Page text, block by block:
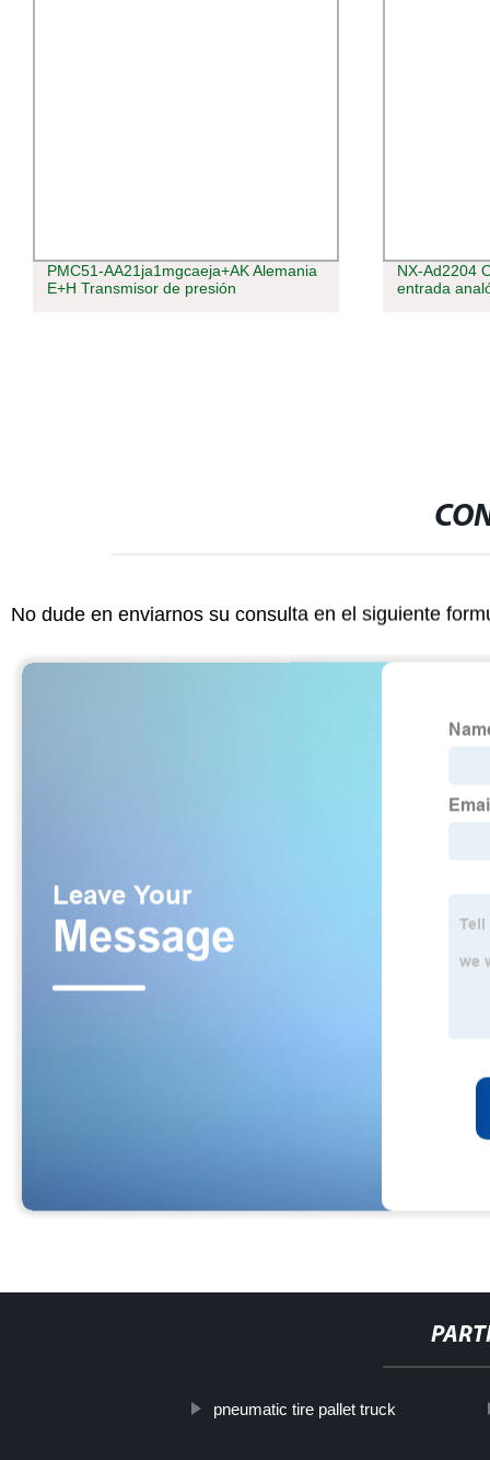
NX-Ad2204 Omron serie NX Unidad de
entrada analógica Ad2204 de Omron
Trifásico de
multímetro
No dude en enviarnos su consulta en el siguiente
pneumatic tire pallet truck